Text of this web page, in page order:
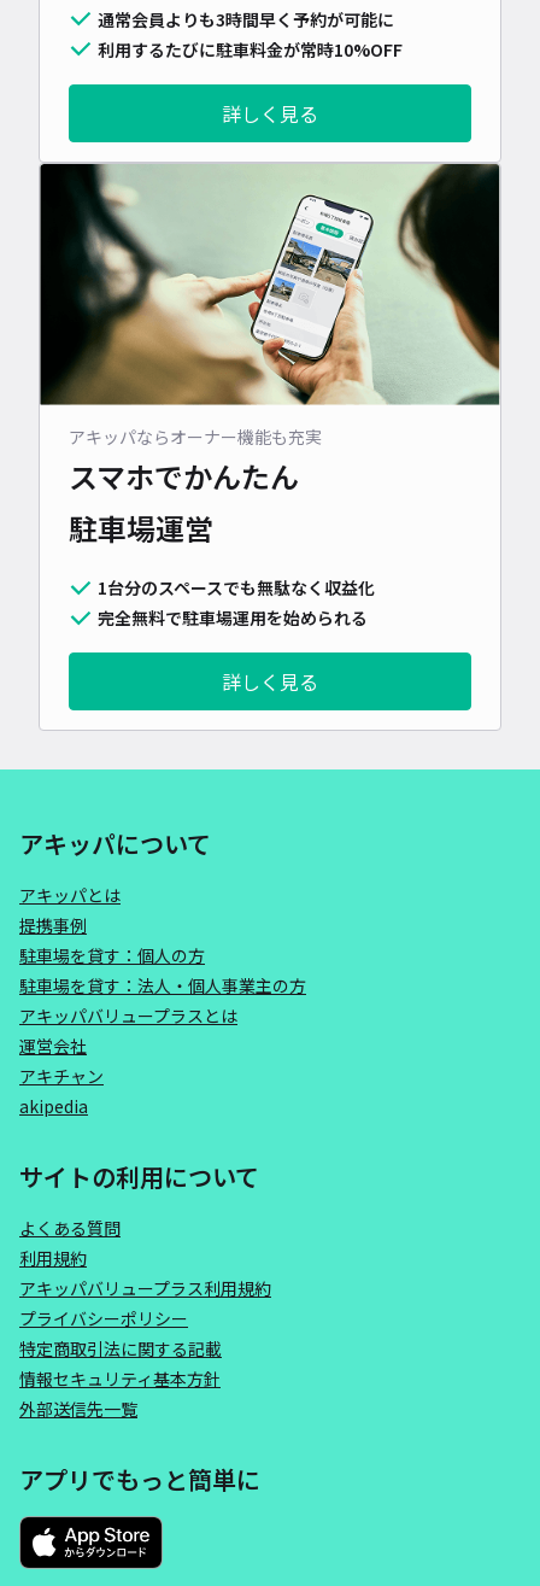
通常会員よりも3時間早く予約が可能に
利用するたびに駐車料金が常時10%OFF
詳しく見る
アキッパならオーナー機能も充実
スマホでかんたん
駐車場運営
1台分のスペースでも無駄なく収益化
完全無料で駐車場運用を始められる
詳しく見る
アキッパについて
アキッパとは
提携事例
駐車場を貸す：個人の方
駐車場を貸す：法人・個人事業主の方
アキッパバリュープラスとは
運営会社
アキチャン
akipedia
サイトの利用について
よくある質問
利用規約
アキッパバリュープラス利用規約
プライバシーポリシー
特定商取引法に関する記載
情報セキュリティ基本方針
外部送信先一覧
アプリでもっと簡単に